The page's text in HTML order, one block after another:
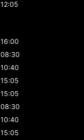
12:05
16:00
08:30
10:40
15:05
15:05
08:30
10:40
15:05